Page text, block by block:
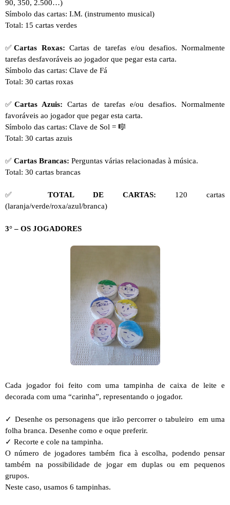
90, 350, 2.500…)
Símbolo das cartas: I.M. (instrumento musical)
Total: 15 cartas verdes
✅Cartas Roxas: Cartas de tarefas e/ou desafios. Normalmente
tarefas desfavoráveis ao jogador que pegar esta carta.
Símbolo das cartas: Clave de Fá
Total: 30 cartas roxas
✅ Cartas Azuis: Cartas de tarefas e/ou desafios. Normalmente
favoráveis ao jogador que pegar esta carta.
Símbolo das cartas: Clave de Sol = 🎼
Total: 30 cartas azuis
✅ Cartas Brancas: Perguntas várias relacionadas à música.
Total: 30 cartas brancas
✅ TOTAL DE CARTAS: 120 cartas
(laranja/verde/roxa/azul/branca)
3° – OS JOGADORES
Cada jogador foi feito com uma tampinha de caixa de leite e
decorada com uma “carinha”, representando o jogador.
✓ Desenhe os personagens que irão percorrer o tabuleiro
em uma
folha branca. Desenhe como e oque preferir.
✓ Recorte e cole na tampinha.
O número de jogadores também fica à escolha, podendo pensar
também na possibilidade de jogar em duplas ou em pequenos
grupos.
Neste caso, usamos 6 tampinhas.